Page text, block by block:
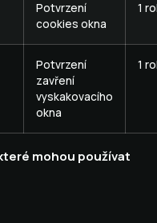
Potvrzení
cookies okna
1
Potvrzení
zavření
vyskakovacího
okna
1
mohou používat